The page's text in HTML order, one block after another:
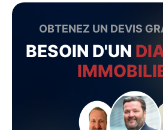
OBTENEZ UN DEVIS
BESOIN D'UN